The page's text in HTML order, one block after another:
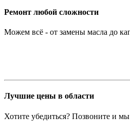
Ремонт любой сложности
Можем всё - от замены масла до
Лучшие цены в области
Хотите убедиться? Позвоните и